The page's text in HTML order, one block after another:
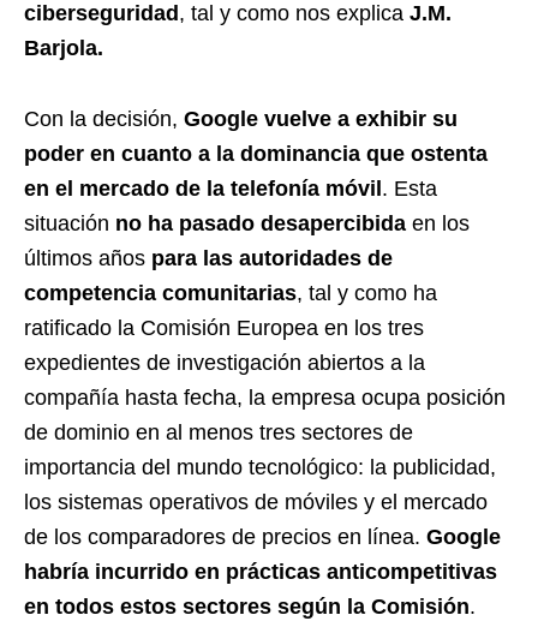
ciberseguridad , tal y como nos explica J.M.
Barjola.
Con la decisión, Google vuelve a exhibir su
poder en cuanto a la dominancia que ostenta
en el mercado de la telefonía móvil . Esta
situación no ha pasado desapercibida en los
últimos años para las autoridades de
competencia comunitarias, tal y como ha
ratificado la Comisión Europea en los tres
expedientes de investigación abiertos a la
compañía hasta fecha, la empresa ocupa posición
de dominio en al menos tres sectores de
importancia del mundo tecnológico: la publicidad,
los sistemas operativos de móviles y el mercado
de los comparadores de precios en línea. Google
habría incurrido en prácticas anticompetitivas
en todos estos sectores según la Comisión.